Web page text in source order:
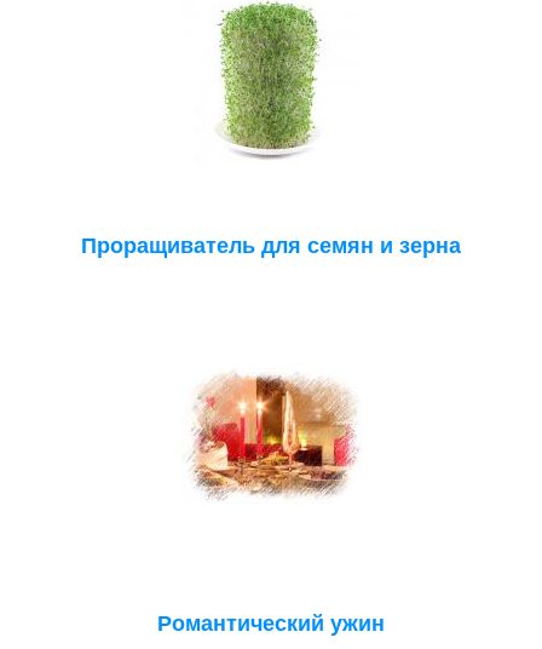
Проращиватель для семян и зерна
Романтический ужин